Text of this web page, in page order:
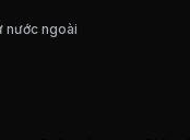
nước ngoài